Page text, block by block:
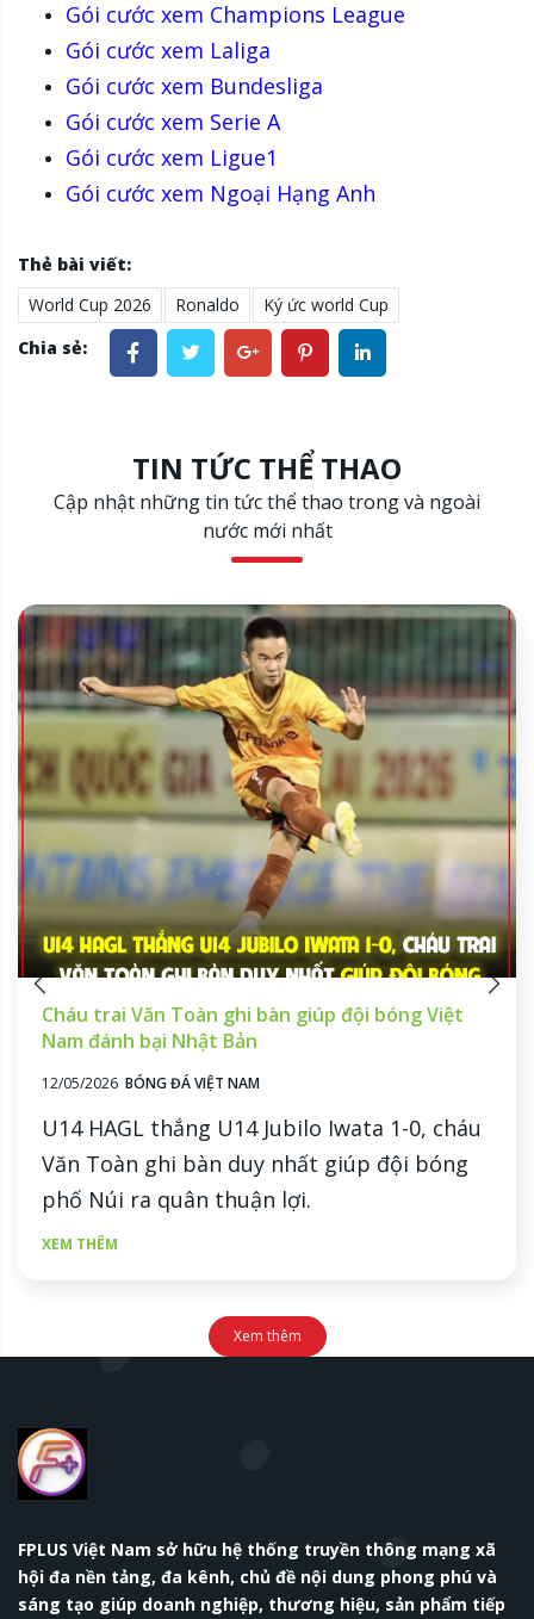
Gói cước xem Champions League
Gói cước xem Laliga
Gói cước xem Bundesliga
Gói cước xem Serie A
Gói cước xem Ligue1
Gói cước xem Ngoại Hạng Anh
Thẻ bài viết:
World Cup 2026
Ronaldo
Ký ức world Cup
Chia sẻ:
TIN TỨC THỂ THAO
Cập nhật những tin tức thể thao trong và ngoài
nước mới nhất
Cháu trai Văn Toàn ghi bàn giúp đội bóng Việt
Nam đánh bại Nhật Bản
12/05/2026 BÓNG ĐÁ VIỆT NAM
U14 HAGL thắng U14 Jubilo Iwata 1-0, cháu
Văn Toàn ghi bàn duy nhất giúp đội bóng
phố Núi ra quân thuận lợi.
XEM THÊM
Xem thêm
FPLUS Việt Nam sở hữu hệ thống truyền thông mạng xã
hội đa nền tảng, đa kênh, chủ đề nội dung phong phú và
sáng tạo giúp doanh nghiệp, thương hiệu, sản phẩm tiếp